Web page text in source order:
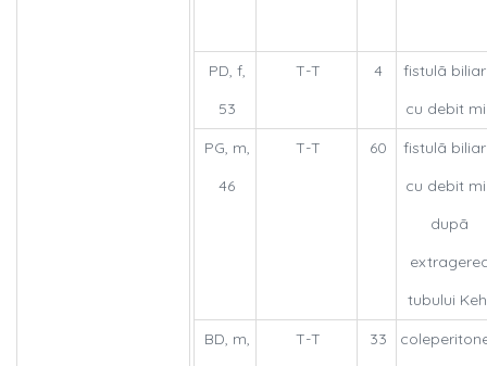
PD, f,
53
T-T 4
fistulã
cu debit
PG, m,
46
T-T 60
fistulã
cu debit
dupã
tubului
BD, m,
T-T 33